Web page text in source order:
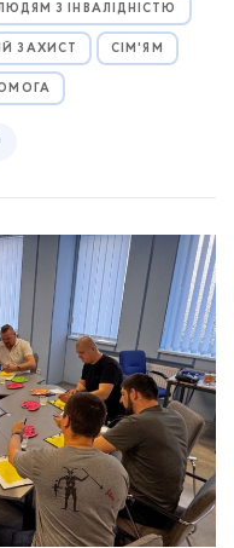
З ІНВАЛІДНІСТЮ
ЗАХИСТ СІМ'ЯМ